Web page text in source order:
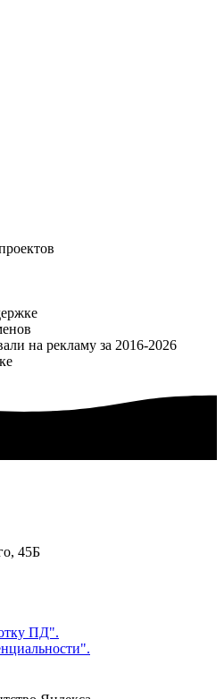
на рекламу за 2016-2026
45Б
ПД".